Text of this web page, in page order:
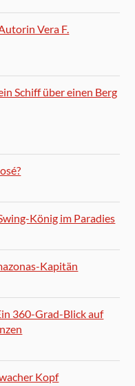
Vera F.
Schiff über einen Berg
König im Paradies
Kapitän
360-Grad-Blick auf
Kopf